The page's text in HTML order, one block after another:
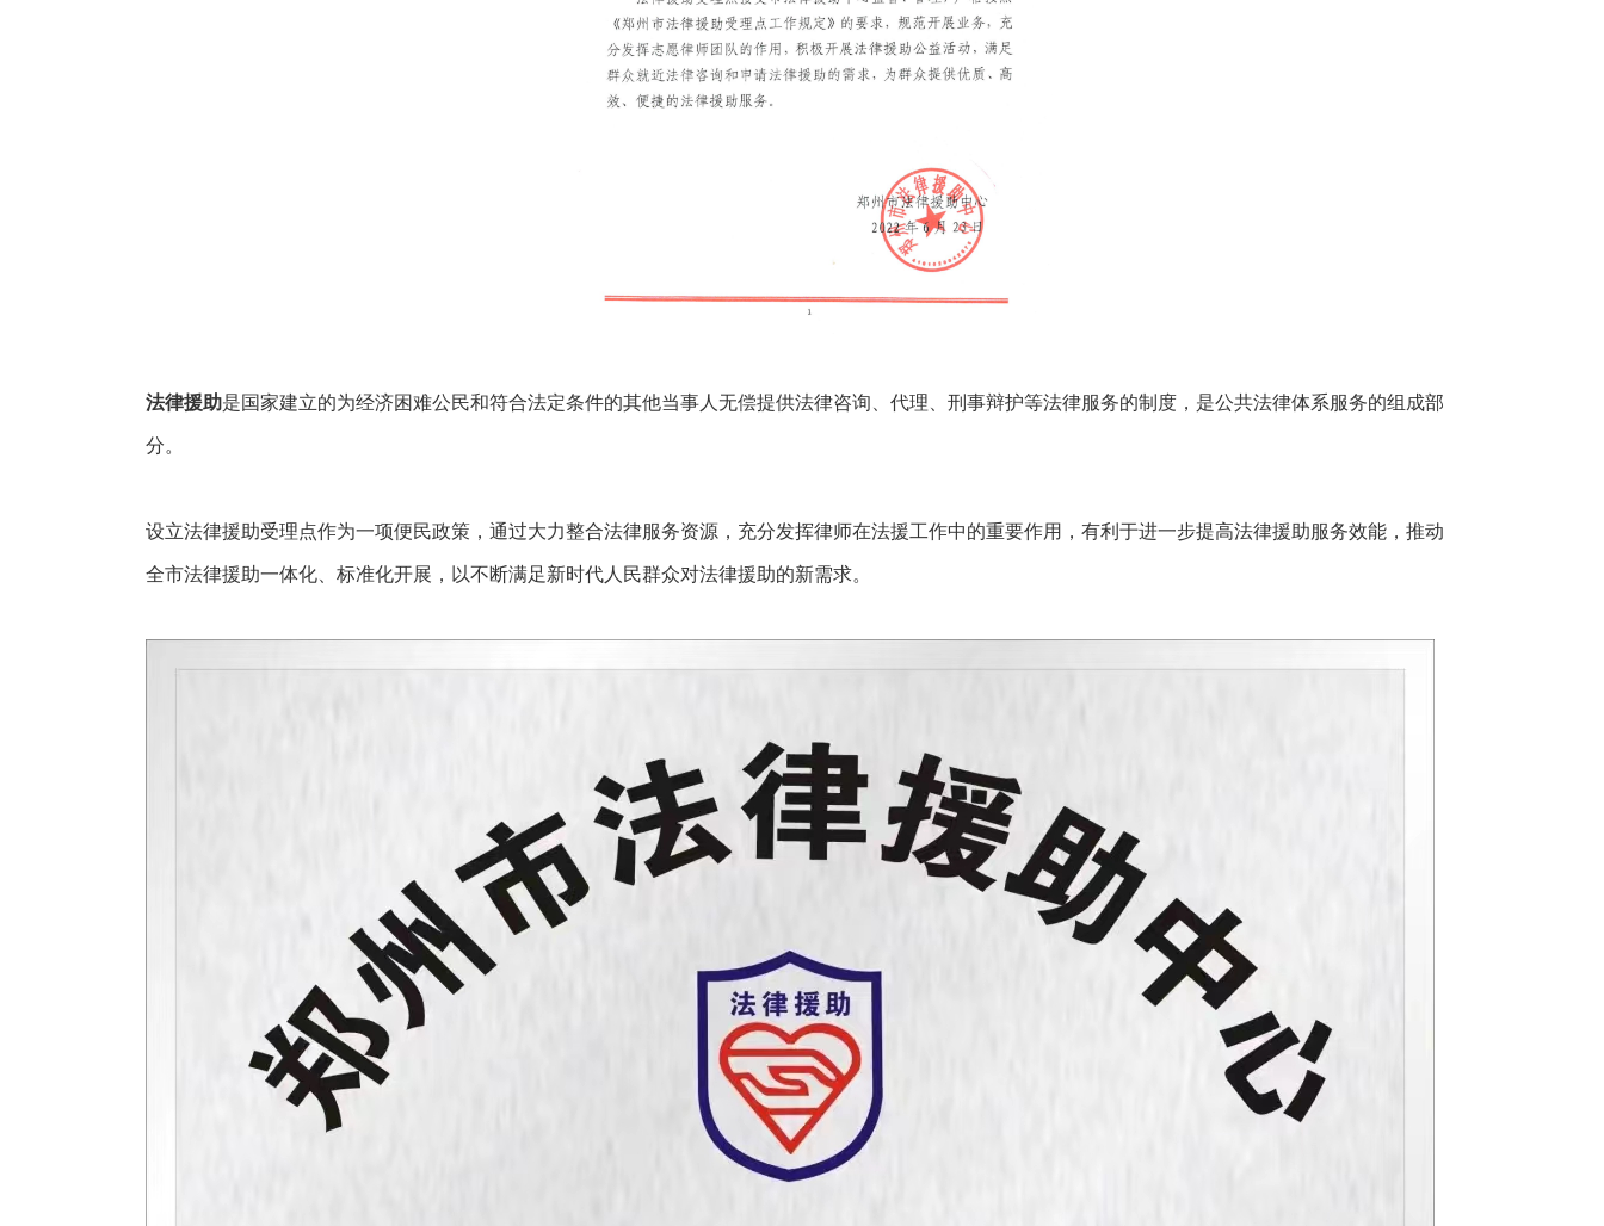
法律援助是国家建立的为经济困难公民和符合法定条件的其他当事人无偿提供法律咨询、代理、刑事辩护等法律服务的制度，是公共法律体系服务的组成部
分。
设立法律援助受理点作为一项便民政策，通过大力整合法律服务资源，充分发挥律师在法援工作中的重要作用，有利于进一步提高法律援助服务效能，推动
全市法律援助一体化、标准化开展，以不断满足新时代人民群众对法律援助的新需求。